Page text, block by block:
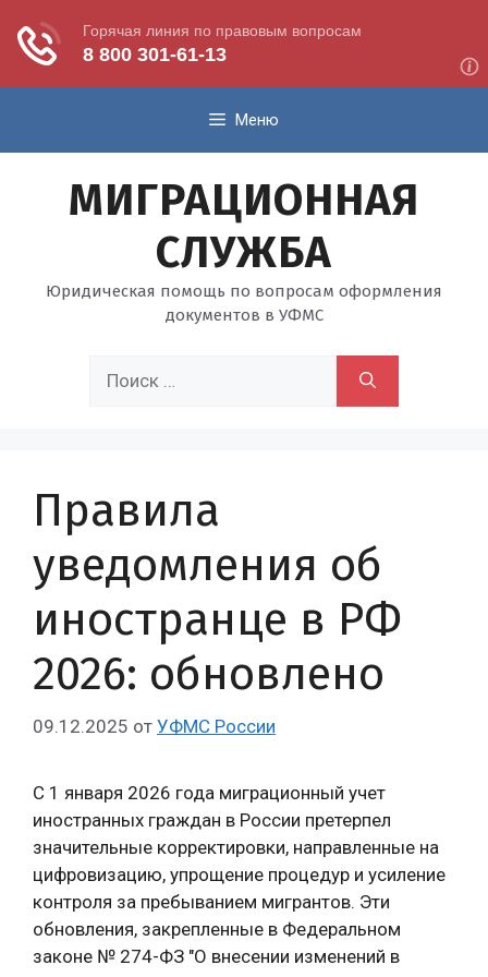
содержимому
Меню
МИГРАЦИОННАЯ
СЛУЖБА
Юридическая помощь по вопросам оформления
документов в УФМС
Правила
уведомления об
иностранце в РФ
2026: обновлено
09.12.2025 от УФМС России
С 1 января 2026 года миграционный учет
иностранных граждан в России претерпел
значительные корректировки, направленные на
цифровизацию, упрощение процедур и усиление
контроля за пребыванием мигрантов. Эти
обновления, закрепленные в Федеральном
законе № 274-ФЗ "О внесении изменений в